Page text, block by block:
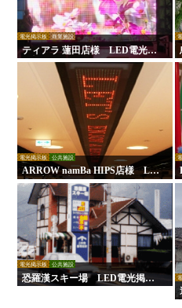
電光掲示板 商業施設
ティアラ 蓮田店様 LED電光掲
示板
電光掲示板 公共施設
ARROW namBa HIPS店様 LE
D電光掲示板
電光掲示板 公共施設
恐羅漢スキー場 LED電光掲示
板